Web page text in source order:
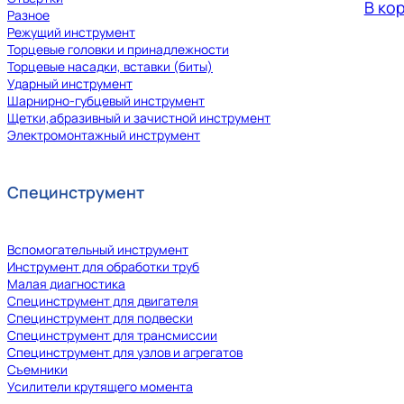
Разное
Режущий инструмент
Торцевые головки и принадлежности
Торцевые насадки, вставки (биты)
Ударный инструмент
Шарнирно-губцевый инструмент
Щетки,абразивный и зачистной инструмент
Электромонтажный инструмент
Специнструмент
Вспомогательный инструмент
Инструмент для обработки труб
Малая диагностика
Специнструмент для двигателя
Специнструмент для подвески
Специнструмент для трансмиссии
Специнструмент для узлов и агрегатов
Съемники
Усилители крутящего момента
В